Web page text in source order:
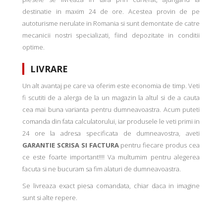
destinatie in maxim 24 de ore. Acestea provin de pe
autoturisme nerulate in Romania si sunt demontate de catre
mecanicii nostri specializati, fiind depozitate in conditii
optime.
LIVRARE
Un alt avantaj pe care va oferim este economia de timp. Veti
fi scutiti de a alerga de la un magazin la altul si de a cauta
cea mai buna varianta pentru dumneavoastra. Acum puteti
comanda din fata calculatorului, iar produsele le veti primi in
24 ore la adresa specificata de dumneavostra, aveti
GARANTIE SCRISA SI FACTURApentru fiecare produs cea
ce este foarte important!!!! Va multumim pentru alegerea
facuta si ne bucuram sa fim alaturi de dumneavoastra.
Se livreaza exact piesa comandata, chiar daca in imagine
sunt si alte repere.